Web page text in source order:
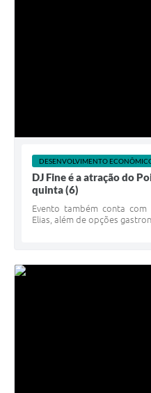
DESENVOLVIMENTO
DJ Fine é a atração do
quinta (6)
Evento também conta
Elias, além de opções